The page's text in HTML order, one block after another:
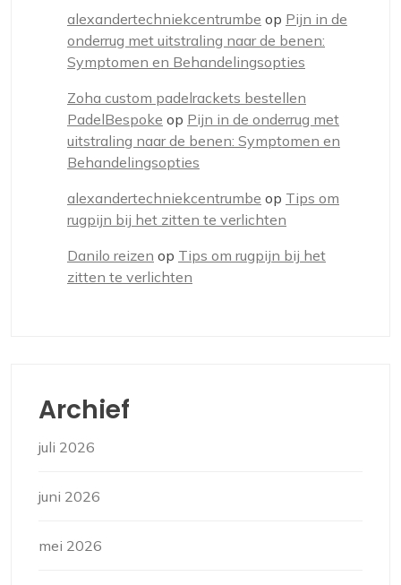
alexandertechniekcentrumbe op Pijn in de
onderrug met uitstraling naar de benen:
Symptomen en Behandelingsopties
Zoha custom padelrackets bestellen
PadelBespoke op Pijn in de onderrug met
uitstraling naar de benen: Symptomen en
Behandelingsopties
alexandertechniekcentrumbe op Tips om
rugpijn bij het zitten te verlichten
Danilo reizen op Tips om rugpijn bij het
zitten te verlichten
Archief
juli 2026
juni 2026
mei 2026